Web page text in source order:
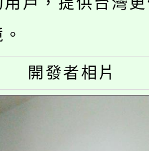
學年度學生
及新住民語歌
115學年度第
)教師甄選結果
115學年度第
師甄選結果(
文化大學推廣
》溝通分析基
開發者相片